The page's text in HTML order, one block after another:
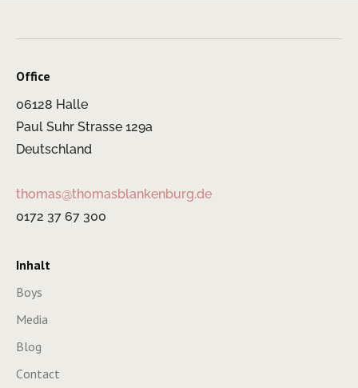
Office
06128 Halle
Paul Suhr Strasse 129a
Deutschland
thomas@thomasblankenburg.de
0172 37 67 300
Inhalt
Boys
Media
Blog
Contact